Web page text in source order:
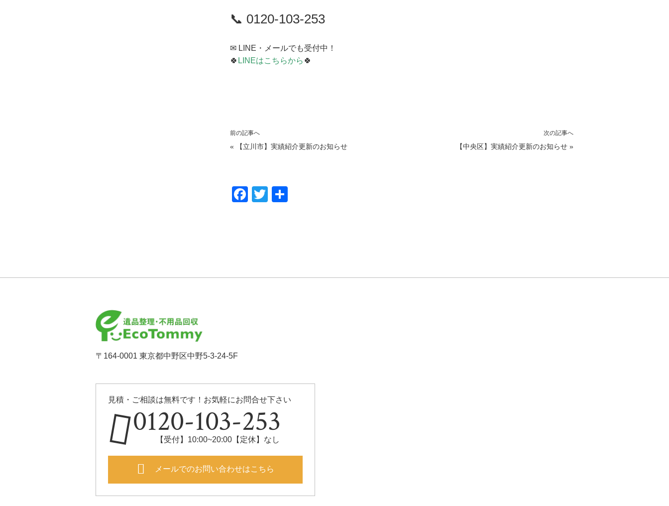
📞 0120-103-253
✉ LINE・メールでも受付中！
🍀 LINEはこちらから 🍀
前の記事へ
« 【立川市】実績紹介更新のお知らせ
次の記事へ
【中央区】実績紹介更新のお知らせ »
F
o
T
〒164-0001 東京都中野区中野5-3-24-5F
見積・ご相談は無料です！お気軽にお問合せ下さい
0120-103-253
【受付】10:00~20:00【定休】なし
メールでのお問い合わせはこちら